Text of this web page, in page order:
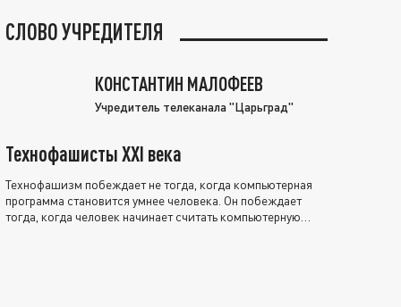
СЛОВО УЧРЕДИТЕЛЯ
КОНСТАНТИН МАЛОФЕЕВ
Учредитель телеканала "Царьград"
Технофашисты XXI века
Технофашизм побеждает не тогда, когда компьютерная
программа становится умнее человека. Он побеждает
тогда, когда человек начинает считать компьютерную